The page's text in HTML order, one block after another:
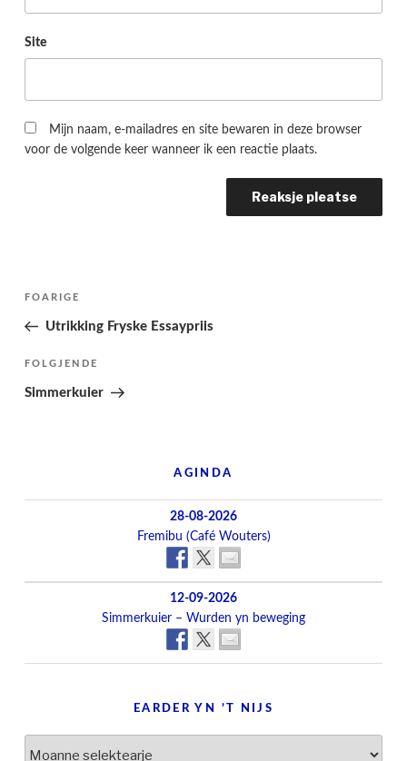
Site
Mijn naam, e-mailadres en site bewaren in deze browser
voor de volgende keer wanneer ik een reactie plaats.
Berichtnavigatie
Folgjende
pagina
FOARIGE
Utrikking Fryske Essaypriis
Folgjend
berjocht
FOLGJENDE
Simmerkuier
AGINDA
28-08-2026
Fremibu (Café Wouters)
12-09-2026
Simmerkuier – Wurden yn beweging
EARDER YN ’T NIJS